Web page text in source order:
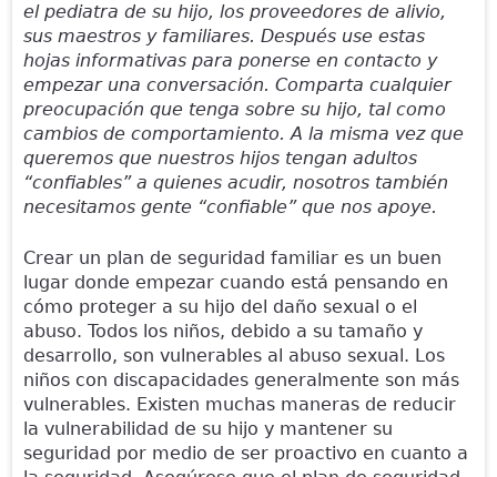
el pediatra de su hijo, los proveedores de alivio,
sus maestros y familiares. Después use estas
hojas informativas para ponerse en contacto y
empezar una conversación. Comparta cualquier
preocupación que tenga sobre su hijo, tal como
cambios de comportamiento. A la misma vez que
queremos que nuestros hijos tengan adultos
“confiables” a quienes acudir, nosotros también
necesitamos gente “confiable” que nos apoye.
Crear un plan de seguridad familiar es un buen
lugar donde empezar cuando está pensando en
cómo proteger a su hijo del daño sexual o el
abuso. Todos los niños, debido a su tamaño y
desarrollo, son vulnerables al abuso sexual. Los
niños con discapacidades generalmente son más
vulnerables. Existen muchas maneras de reducir
la vulnerabilidad de su hijo y mantener su
seguridad por medio de ser proactivo en cuanto a